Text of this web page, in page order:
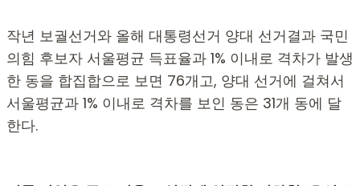
작년 보궐선거와 올해 대통령선거 양대 선거결과 국민
의힘 후보자 서울평균 득표율과 1% 이내로 격차가 발생
한 동을 합집합으로 보면 76개고, 양대 선거에 걸쳐서
서울평균과 1% 이내로 격차를 보인 동은 31개 동에 달
한다.